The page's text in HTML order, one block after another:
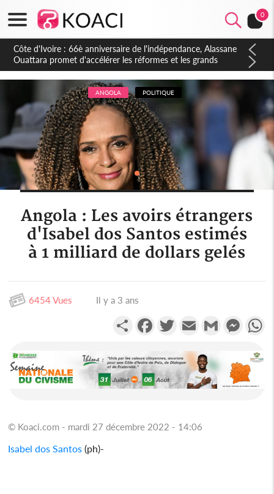
0
Côte d'Ivoire : À Abidjan, Amadou Oury Bah admire le modèle
ivoirien et veut s'en inspirer pour accélérer le développement
de la Guinée
ANGOLA POLITIQUE
Angola : Les avoirs étrangers
d'Isabel dos Santos estimés
à 1 milliard de dollars gelés
6454 Vues Il y a 3 ans
PartagerFacebookTwitterEmail Gmail
© Koaci.com - mardi 27 décembre 2022 - 14:06
Isabel dos Santos (ph)-